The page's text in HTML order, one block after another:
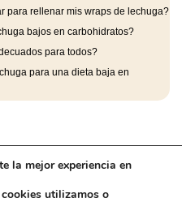
para rellenar mis wraps de lechuga?
bajos en carbohidratos?
para todos?
para una dieta baja en
la mejor experiencia en
cookies utilizamos o